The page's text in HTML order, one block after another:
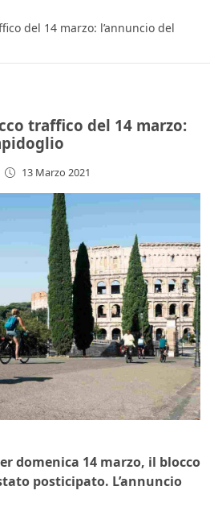
del 14 marzo: l’annuncio del
traffico del 14 marzo:
13 Marzo 2021
domenica 14 marzo, il blocco
posticipato. L’annuncio